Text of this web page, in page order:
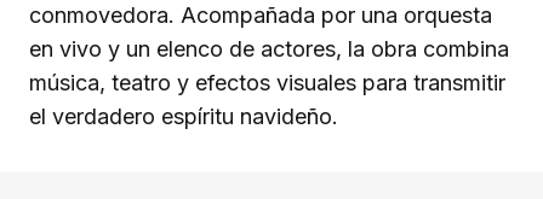
conmovedora. Acompañada por una orquesta
en vivo y un elenco de actores, la obra combina
música, teatro y efectos visuales para transmitir
el verdadero espíritu navideño.